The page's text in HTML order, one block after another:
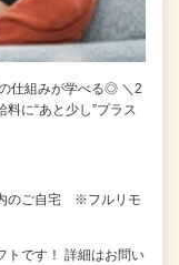
仕組みが学べる◎ ＼2
に“あと少し”プラス
のご自宅 ※フルリモ
トです！ 詳細はお問い